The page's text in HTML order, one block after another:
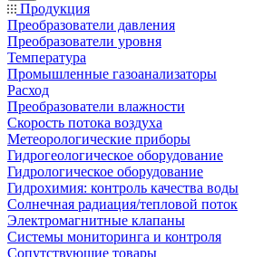
Продукция
Преобразователи давления
Преобразователи уровня
Температура
Промышленные газоанализаторы
Расход
Преобразователи влажности
Скорость потока воздуха
Метеорологические приборы
Гидрогеологическое оборудование
Гидрологическое оборудование
Гидрохимия: контроль качества воды
Солнечная радиация/тепловой поток
Электромагнитные клапаны
Системы мониторинга и контроля
Сопутствующие товары